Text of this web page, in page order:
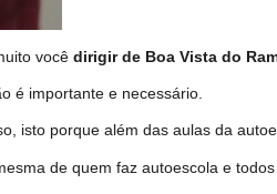
você dirigir de Boa Vista do
é importante e necessário.
isto porque além das aulas da
de quem faz autoescola e